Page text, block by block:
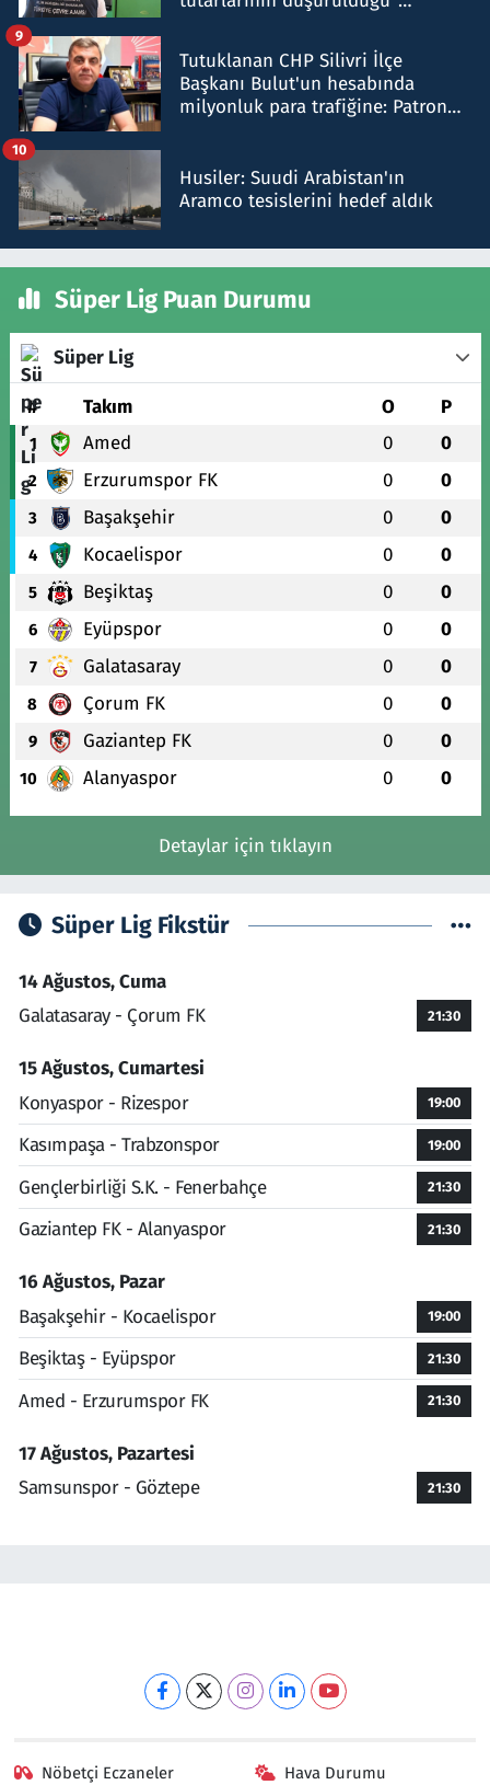
Tutuklanan CHP Silivri İlçe
Başkanı Bulut'un hesabında
milyonluk para trafiğine: Patron
9
Husiler: Suudi Arabistan'ın
Aramco tesislerini hedef aldık
10
Süper Lig Puan Durumu
Süper Lig
# Takım O P
1 Amed 0 0
2 Erzurumspor FK 0 0
3 Başakşehir 0 0
4 Kocaelispor 0 0
5 Beşiktaş 0 0
6 Eyüpspor 0 0
7 Galatasaray 0 0
8 Çorum FK 0 0
9 Gaziantep FK 0 0
10 Alanyaspor 0 0
Detaylar için tıklayın
Süper Lig Fikstür
14 Ağustos, Cuma
Galatasaray - Çorum FK
21:30
15 Ağustos, Cumartesi
Konyaspor - Rizespor
19:00
Kasımpaşa - Trabzonspor 19:00
Gençlerbirliği S.K. - Fenerbahçe 21:30
Gaziantep FK - Alanyaspor 21:30
16 Ağustos, Pazar
Başakşehir - Kocaelispor
19:00
Beşiktaş - Eyüpspor 21:30
Amed - Erzurumspor FK 21:30
17 Ağustos, Pazartesi
Samsunspor - Göztepe
21:30
Nöbetçi Eczaneler Hava Durumu